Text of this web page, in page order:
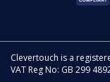
Clevertouch is a
VAT Reg No: GB 299